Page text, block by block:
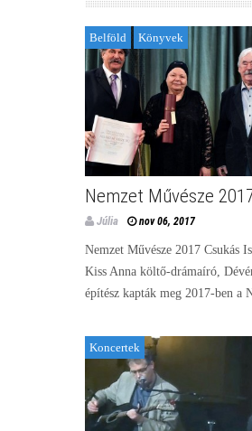
Belföld Könyvek
Nemzet Művésze
Júlia nov 06, 2017
Nemzet Művésze 2017 Csukás
Kiss Anna költő-drámaíró,
építész kapták meg 2017-ben a
Koncertek